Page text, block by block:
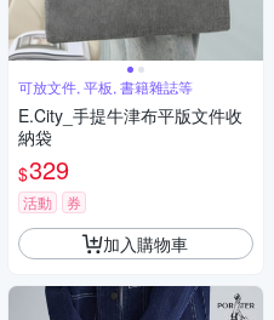
可放文件, 平板, 書籍雜誌等
E.City_手提牛津布平版文件收
納袋
$329
活動 券
加入購物車